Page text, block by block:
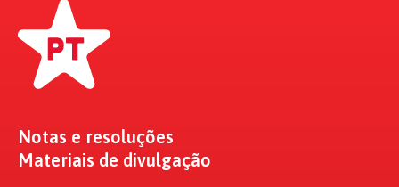
Notas e resoluções
Materiais de divulgação